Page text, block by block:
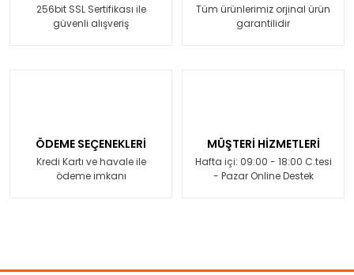
256bit SSL Sertifikası ile
güvenli alışveriş
Tüm ürünlerimiz orjinal ürün
garantilidir
ÖDEME SEÇENEKLERİ
Kredi Kartı ve havale ile
ödeme imkanı
MÜŞTERİ HİZMETLERİ
Hafta içi: 09:00 - 18:00 C.tesi
- Pazar Online Destek